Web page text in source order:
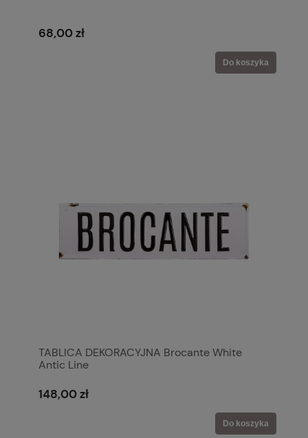
68,00 zł
Do koszyka
TABLICA DEKORACYJNA Brocante White
Antic Line
148,00 zł
Do koszyka